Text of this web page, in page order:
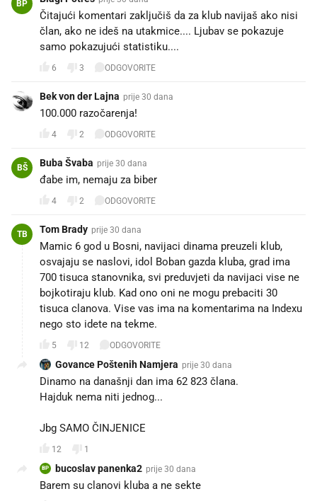
BP
Čitajući komentari zaključiš da za klub navijaš ako nisi
član, ako ne ideš na utakmice.... Ljubav se pokazuje
samo pokazujući statistiku....
6 3 ODGOVORITE
Bek von der Lajna prije 30 dana
100.000 razočarenja!
4 2 ODGOVORITE
BŠ Buba Švaba prije 30 dana
đabe im, nemaju za biber
4 2 ODGOVORITE
TB Tom Brady prije 30 dana
Mamic 6 god u Bosni, navijaci dinama preuzeli klub,
osvajaju se naslovi, idol Boban gazda kluba, grad ima
700 tisuca stanovnika, svi preduvjeti da navijaci vise ne
bojkotiraju klub. Kad ono oni ne mogu prebaciti 30
tisuca clanova. Vise vas ima na komentarima na Indexu
nego sto idete na tekme.
5 12 ODGOVORITE
Govance Poštenih Namjera prije 30 dana
Dinamo na današnji dan ima 62 823 člana.
Hajduk nema niti jednog...
Jbg SAMO ČINJENICE
12 1
BP bucoslav panenka2 prije 30 dana
Barem su clanovi kluba a ne sekte